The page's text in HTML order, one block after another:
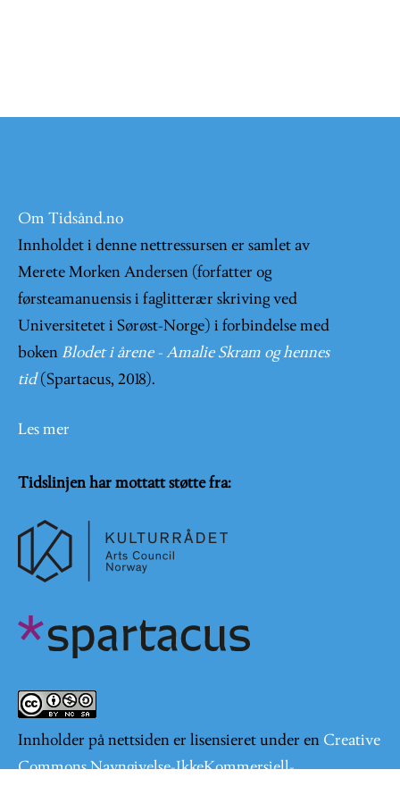
Om Tidsånd.no
Innholdet i denne nettressursen er samlet av
Merete Morken Andersen (forfatter og
førsteamanuensis i faglitterær skriving ved
Universitetet i Sørøst-Norge) i forbindelse med
boken Blodet i årene - Amalie Skram og hennes
tid (Spartacus, 2018).
Les mer
Tidslinjen har mottatt støtte fra:
Innholder på nettsiden er lisensieret under en Creative
Commons Navngivelse-IkkeKommersiell-